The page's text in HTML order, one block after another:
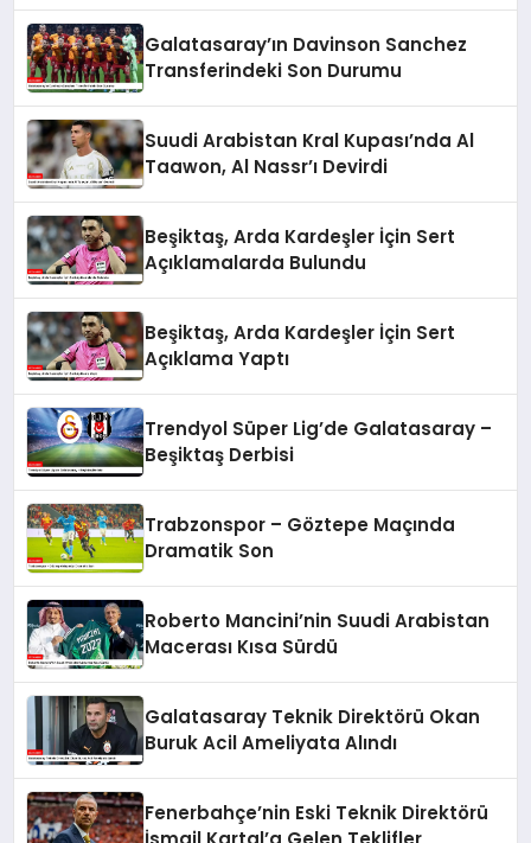
Galatasaray’ın Davinson Sanchez
Transferindeki Son Durumu
Suudi Arabistan Kral Kupası’nda Al
Taawon, Al Nassr’ı Devirdi
Beşiktaş, Arda Kardeşler İçin Sert
Açıklamalarda Bulundu
Beşiktaş, Arda Kardeşler İçin Sert
Açıklama Yaptı
Trendyol Süper Lig’de Galatasaray –
Beşiktaş Derbisi
Trabzonspor – Göztepe Maçında
Dramatik Son
Roberto Mancini’nin Suudi Arabistan
Macerası Kısa Sürdü
Galatasaray Teknik Direktörü Okan
Buruk Acil Ameliyata Alındı
Fenerbahçe’nin Eski Teknik Direktörü